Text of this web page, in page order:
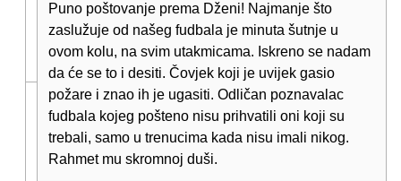
Puno poštovanje prema Dženi! Najmanje što
zaslužuje od našeg fudbala je minuta šutnje u
ovom kolu, na svim utakmicama. Iskreno se nadam
da će se to i desiti. Čovjek koji je uvijek gasio
požare i znao ih je ugasiti. Odličan poznavalac
fudbala kojeg pošteno nisu prihvatili oni koji su
trebali, samo u trenucima kada nisu imali nikog.
Rahmet mu skromnoj duši.